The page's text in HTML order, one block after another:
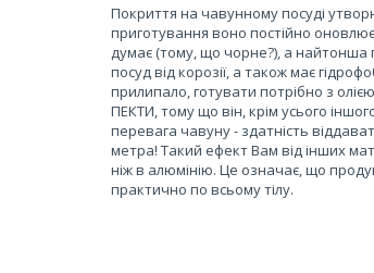
Покриття на чавунному посуді
приготування воно постійно
думає (тому, що чорне?), а найтонша
посуд від корозії, а також має
прилипало, готувати потрібно з
ПЕКТИ, тому що він, крім усього
перевага чавуну - здатність
метра! Такий ефект Вам від інших
ніж в алюмінію. Це означає, що
практично по всьому тілу.